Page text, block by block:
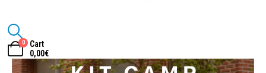
0
Cart
0,00€